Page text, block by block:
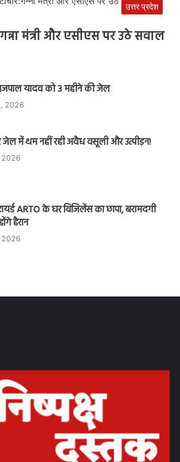
उत्तर प्रदेश
मंत्री और एसीएस पर उठे सवाल
यादव को 3 महीने की जेल
2026
में थम नहीं रही अवैध वसूली और उत्पीड़न!
2026
ARTO के घर विजिलेंस का छापा, बरामदगी
हैरान
2026